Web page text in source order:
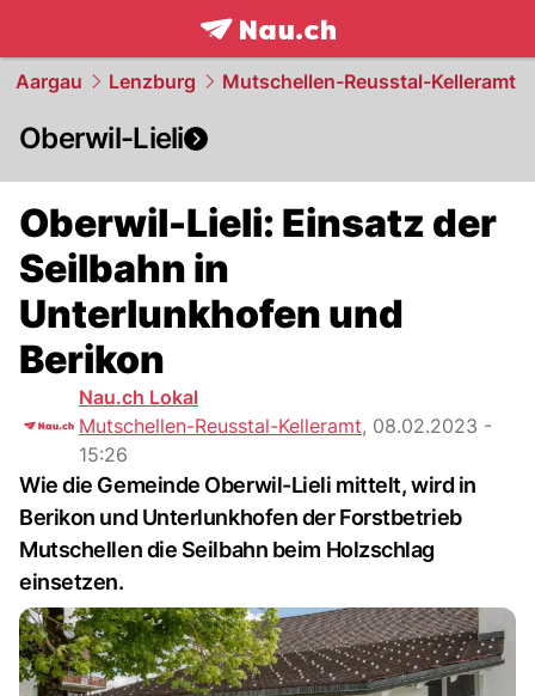
frontpage.NAU.ch
Aargau Lenzburg Mutschellen-Reusstal-Kelleramt
Oberwil-Lieli
Oberwil-Lieli: Einsatz der
Seilbahn in
Unterlunkhofen und
Berikon
Nau.ch Lokal
Mutschellen-Reusstal-Kelleramt, 08.02.2023 -
15:26
Wie die Gemeinde Oberwil-Lieli mittelt, wird in
Berikon und Unterlunkhofen der Forstbetrieb
Mutschellen die Seilbahn beim Holzschlag
einsetzen.